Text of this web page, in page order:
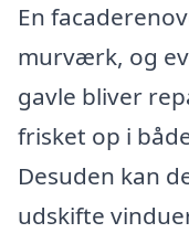
En
murværk, og
gavle bliver
frisket op i
Desuden kan
udskifte